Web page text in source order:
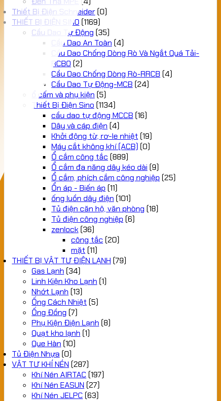
Thiết Bị Điện Schneider(0)
THIẾT BỊ ĐIỆN SINO (1169)
Cầu Dao Tự Động (35)
Cầu Dao An Toàn (4)
Cầu Dao Chống Dòng Rò Và Ngắt Quá Tải-
RCBO (2)
Cầu Dao Chống Dòng Rò-RRCB (4)
Cầu Dao Tự Động-MCB (24)
ổ cấm và phụ kiện (5)
Thiết Bị Điện Sino (1134)
cầu dao tự động MCCB (16)
Dây và cáp điện (4)
Khởi động từ, rơ-le nhiệt (19)
Máy cắt không khí (ACB) (0)
Ổ cắm công tắc (889)
Ổ cắm đa năng dây kéo dài (9)
Ổ cắm, phích cắm công nghiệp (25)
Ổn áp - Biến áp (11)
ống luồn dây điện (101)
Tủ điện căn hộ, văn phòng (18)
Tủ điện công nghiệp (6)
zenlock(36)
công tắc (20)
mặt (11)
THIẾT BỊ VẬT TƯ ĐIỆN LẠNH (79)
Gas Lạnh (34)
Linh Kiện Kho Lạnh (1)
Nhớt Lạnh (13)
Ống Cách Nhiệt (5)
Ống Đồng (7)
Phụ Kiện Điện Lạnh (8)
Quạt kho lạnh (1)
Que Hàn (10)
Tủ Điện Nhựa (0)
VẬT TƯ KHÍ NÉN (287)
Khí Nén AIRTAC (197)
Khí Nén EASUN (27)
Khí Nén JELPC (63)